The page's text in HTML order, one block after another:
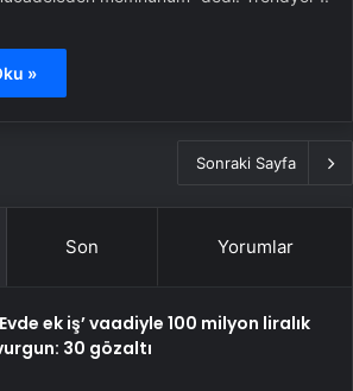
»
Sonraki Sayfa
Son Yorumlar
ek iş’ vaadiyle 100 milyon liralık
30 gözaltı